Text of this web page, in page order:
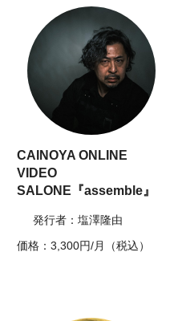
CAINOYA ONLINE
VIDEO
SALONE『assemble』
発行者：塩澤隆由
価格：3,300円/月（税込）